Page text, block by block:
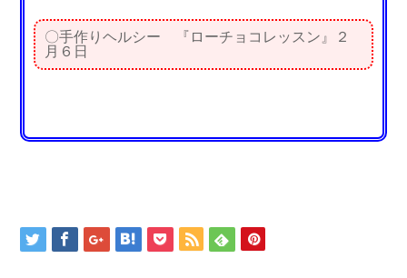
〇手作りヘルシー 『ローチョコレッスン』２
月６日